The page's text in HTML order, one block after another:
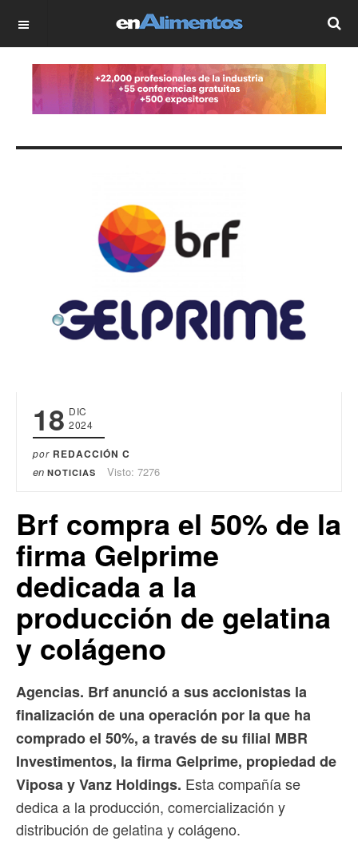
OFF CANVAS
18 DIC
2024
por REDACCIÓN C
en NOTICIAS Visto: 7276
Brf compra el 50% de la
firma Gelprime
dedicada a la
producción de gelatina
y colágeno
Agencias. Brf anunció a sus accionistas la
finalización de una operación por la que ha
comprado el 50%, a través de su filial MBR
Investimentos, la firma Gelprime, propiedad de
Viposa y Vanz Holdings. Esta compañía se
dedica a la producción, comercialización y
distribución de gelatina y colágeno.